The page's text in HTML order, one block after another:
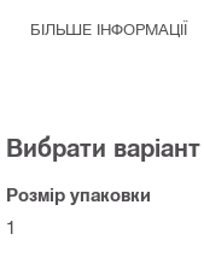
БІЛЬШЕ ІНФОРМАЦІЇ
Вибрати варіант
Розмір упаковки
1